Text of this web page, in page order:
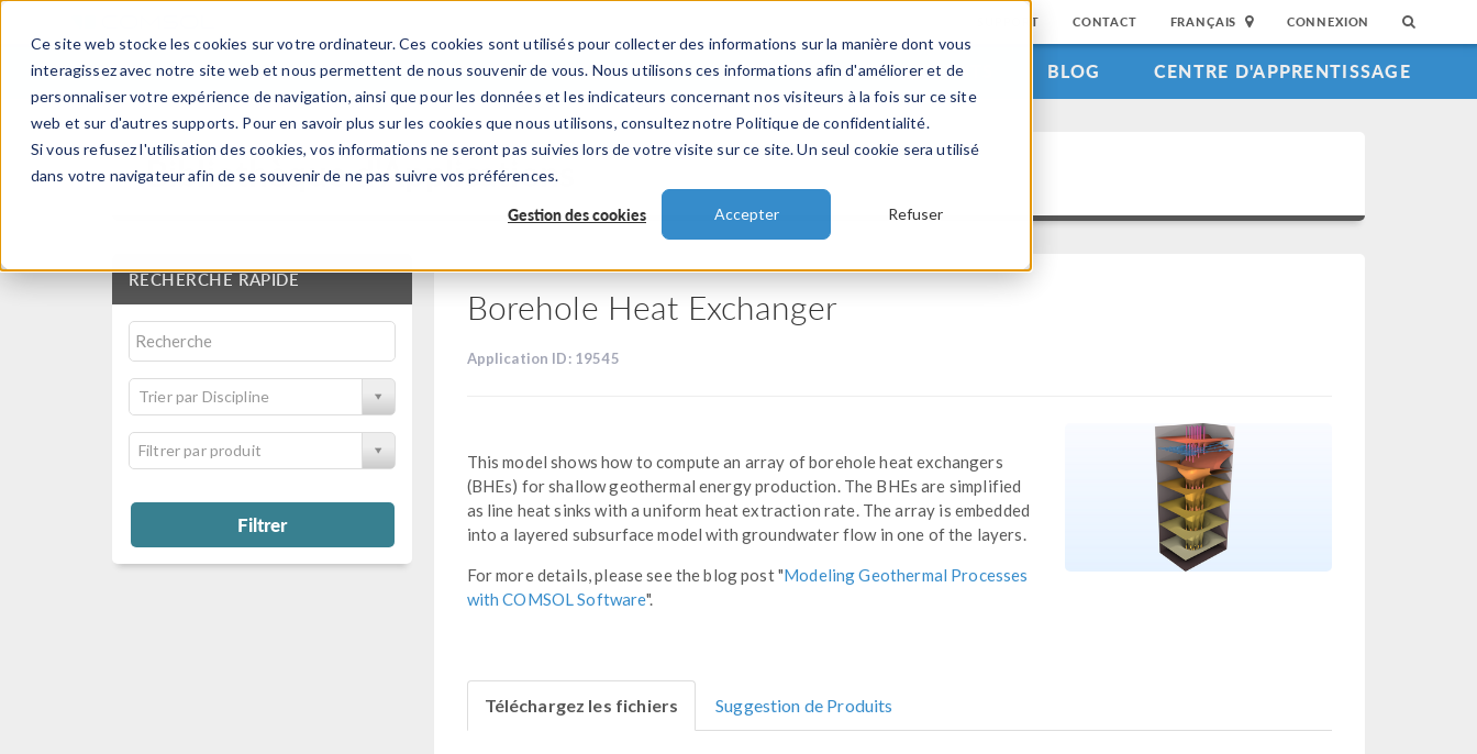
Ce site web stocke les cookies sur votre ordinateur. Ces cookies sont utilisés pour collecter des informations sur la manière dont vous
interagissez avec notre site web et nous permettent de nous souvenir de vous. Nous utilisons ces informations afin d'améliorer et de
personnaliser votre expérience de navigation, ainsi que pour les données et les indicateurs concernant nos visiteurs à la fois sur ce site
web et sur d'autres supports. Pour en savoir plus sur les cookies que nous utilisons, consultez notre Politique de confidentialité.
Si vous refusez l'utilisation des cookies, vos informations ne seront pas suivies lors de votre visite sur ce site. Un seul cookie sera utilisé
dans votre navigateur afin de se souvenir de ne pas suivre vos préférences.
Gestion des cookies Accepter Refuser
SUPPORT CONTACT FRANÇAIS CONNEXION
PRODUITS INDUSTRIES VIDEOS EVENEMENTS BLOG CENTRE D'APPRENTISSAGE
Bibliothèque d'Applications
RECHERCHE RAPIDE
Trier par Discipline
Filtrer par produit
Filtrer
Borehole Heat Exchanger
Application ID: 19545
This model shows how to compute an array of borehole heat exchangers
(BHEs) for shallow geothermal energy production. The BHEs are simplified
as line heat sinks with a uniform heat extraction rate. The array is embedded
into a layered subsurface model with groundwater flow in one of the layers.
For more details, please see the blog post "Modeling Geothermal Processes
with COMSOL Software".
Téléchargez les fichiers Suggestion de Produits